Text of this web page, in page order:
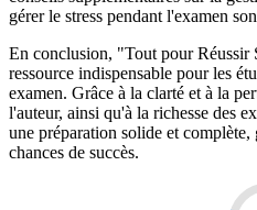
gérer le stress pendant l'examen
En conclusion, "Tout pour Réussir
ressource indispensable pour les
examen. Grâce à la clarté et à la
l'auteur, ainsi qu'à la richesse des
une préparation solide et
chances de succès.